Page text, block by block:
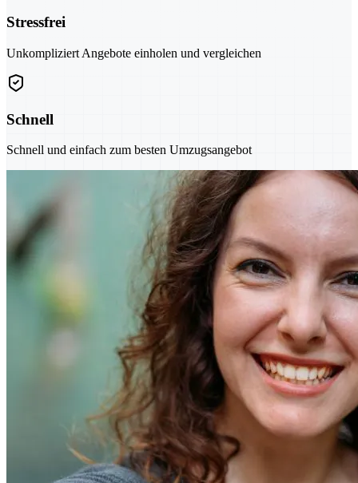
Stressfrei
Unkompliziert Angebote einholen und vergleichen
Schnell
Schnell und einfach zum besten Umzugsangebot